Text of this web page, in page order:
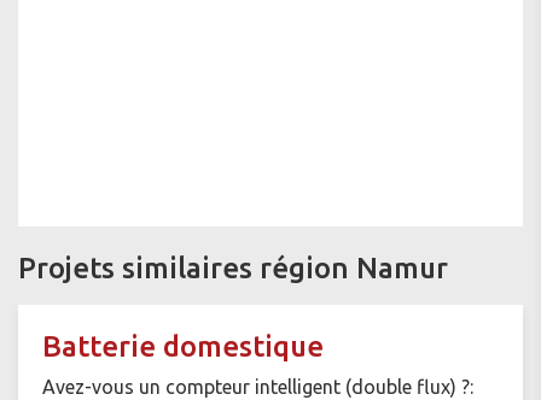
Projets similaires région Namur
Batterie domestique
Avez-vous un compteur intelligent (double flux) ?: